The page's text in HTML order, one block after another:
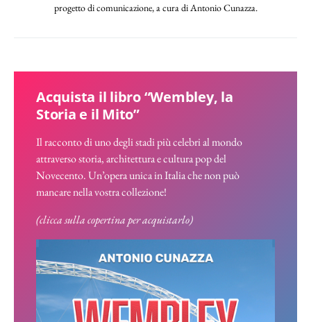
progetto di comunicazione, a cura di Antonio Cunazza.
Acquista il libro “Wembley, la
Storia e il Mito”
Il racconto di uno degli stadi più celebri al mondo
attraverso storia, architettura e cultura pop del
Novecento. Un’opera unica in Italia che non può
mancare nella vostra collezione!
(clicca sulla copertina per acquistarlo)